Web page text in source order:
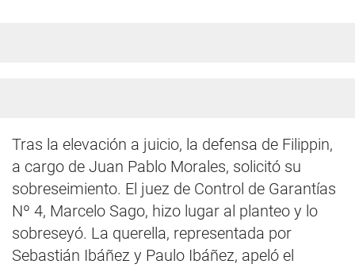
Tras la elevación a juicio, la defensa de Filippin,
a cargo de Juan Pablo Morales, solicitó su
sobreseimiento. El juez de Control de Garantías
Nº 4, Marcelo Sago, hizo lugar al planteo y lo
sobreseyó. La querella, representada por
Sebastián Ibáñez y Paulo Ibáñez, apeló el